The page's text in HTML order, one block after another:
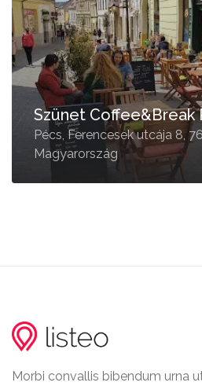
Szünet Coffee&Break
Pécs, Ferencesek utcája 8,
Magyarország
Morbi convallis bibendum urna